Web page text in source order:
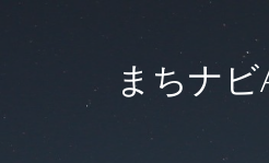
まちナビ